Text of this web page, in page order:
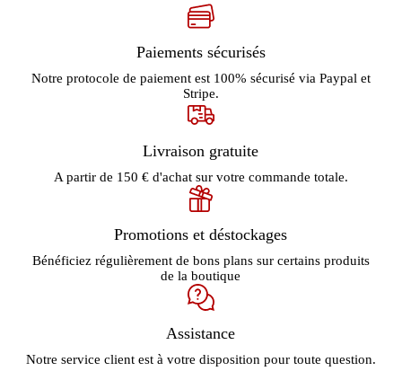
Paiements sécurisés
Notre protocole de paiement est 100% sécurisé via Paypal et
Stripe.
Livraison gratuite
A partir de 150 € d'achat sur votre commande totale.
Promotions et déstockages
Bénéficiez régulièrement de bons plans sur certains produits
de la boutique
Assistance
Notre service client est à votre disposition pour toute question.